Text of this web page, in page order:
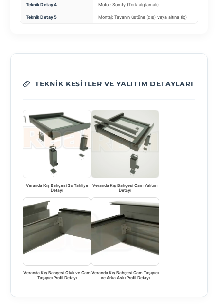
Teknik Detay 4 Motor: Somfy (Tork algılamalı)
Teknik Detay 5 Montaj: Tavanın üstüne (dış) veya altına (iç)
TEKNIK KESITLER VE YALITIM DETAYLARI
Veranda Kış Bahçesi Su Tahliye
Detayı
Veranda Kış Bahçesi Cam Yalıtım
Detayı
Veranda Kış Bahçesi Oluk ve Cam
Taşıyıcı Profil Detayı
Veranda Kış Bahçesi Cam Taşıyıcı
ve Arka Askı Profil Detayı